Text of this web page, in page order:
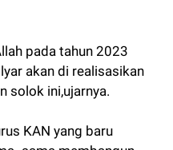
pada tahun 2023
akan di realisasikan
solok ini,ujarnya.
KAN yang baru